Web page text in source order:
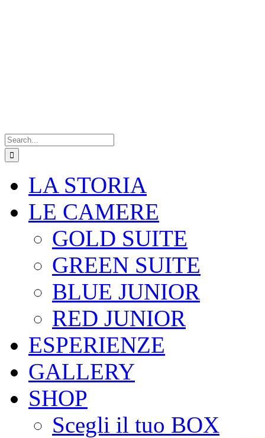
for:
LA STORIA
LE CAMERE
GOLD SUITE
GREEN SUITE
BLUE JUNIOR
RED JUNIOR
ESPERIENZE
GALLERY
SHOP
Scegli il tuo BOX